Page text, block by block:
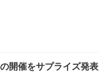
開催をサプライズ発表